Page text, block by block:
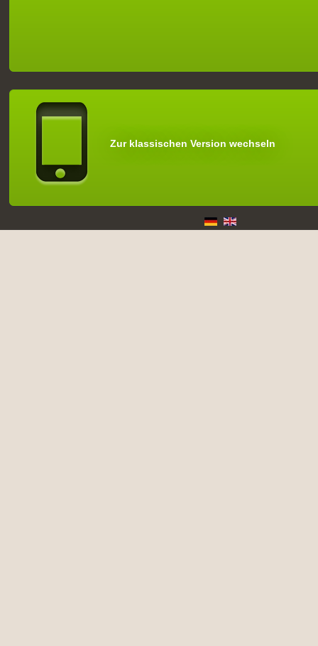
Zur klassischen Version wechseln